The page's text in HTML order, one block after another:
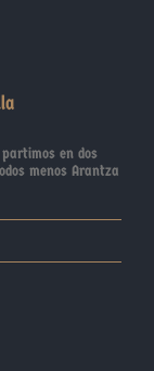
en dos
menos Arantza